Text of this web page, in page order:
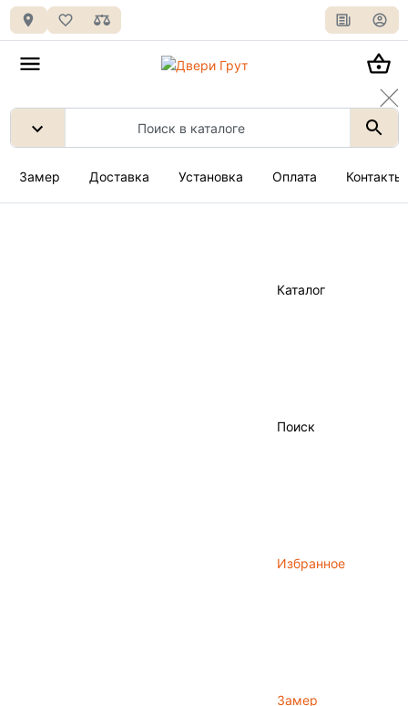
Замер Доставка Установка Оплата Контакты
Каталог
Поиск
Избранное
Замер